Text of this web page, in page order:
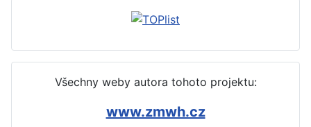
Všechny weby autora tohoto projektu:
www.zmwh.cz